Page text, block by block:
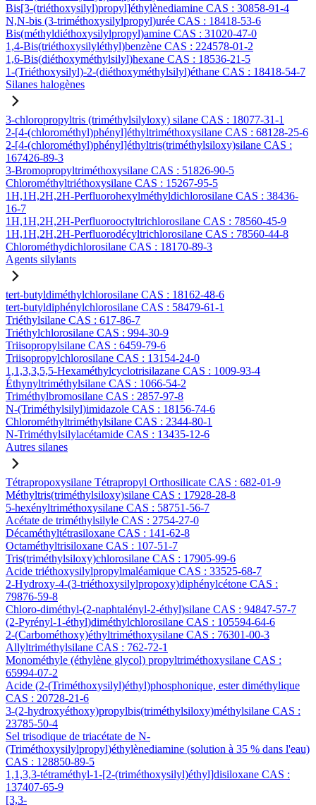
Bis[3-(triéthoxysilyl)propyl]éthylènediamine CAS : 30858-91-4
N,N-bis (3-triméthoxysilylpropyl)urée CAS : 18418-53-6
Bis(méthyldiéthoxysilylpropyl)amine CAS : 31020-47-0
1,4-Bis(triéthoxysilyléthyl)benzène CAS : 224578-01-2
1,6-Bis(diéthoxyméthylsilyl)hexane CAS : 18536-21-5
1-(Triéthoxysilyl)-2-(diéthoxyméthylsilyl)éthane CAS : 18418-54-7
Silanes halogènes
3-chloropropyltris (triméthylsilyloxy) silane CAS : 18077-31-1
2-[4-(chlorométhyl)phényl]éthyltriméthoxysilane CAS : 68128-25-6
2-[4-(chlorométhyl)phényl]éthyltris(triméthylsiloxy)silane CAS :
167426-89-3
3-Bromopropyltriméthoxysilane CAS : 51826-90-5
Chlorométhyltriéthoxysilane CAS : 15267-95-5
1H,1H,2H,2H-Perfluorohexylméthyldichlorosilane CAS : 38436-
16-7
1H,1H,2H,2H-Perfluorooctyltrichlorosilane CAS : 78560-45-9
1H,1H,2H,2H-Perfluorodécyltrichlorosilane CAS : 78560-44-8
Chlorométhydichlorosilane CAS : 18170-89-3
Agents silylants
tert-butyldiméthylchlorosilane CAS : 18162-48-6
tert-butyldiphénylchlorosilane CAS : 58479-61-1
Triéthylsilane CAS : 617-86-7
Triéthylchlorosilane CAS : 994-30-9
Triisopropylsilane CAS : 6459-79-6
Triisopropylchlorosilane CAS : 13154-24-0
1,1,3,3,5,5-Hexaméthylcyclotrisilazane CAS : 1009-93-4
Éthynyltriméthylsilane CAS : 1066-54-2
Triméthylbromosilane CAS : 2857-97-8
N-(Triméthylsilyl)imidazole CAS : 18156-74-6
Chlorométhyltriméthylsilane CAS : 2344-80-1
N-Triméthylsilylacétamide CAS : 13435-12-6
Autres silanes
Tétrapropoxysilane Tétrapropyl Orthosilicate CAS : 682-01-9
Méthyltris(triméthylsiloxy)silane CAS : 17928-28-8
5-hexényltriméthoxysilane CAS : 58751-56-7
Acétate de triméthylsilyle CAS : 2754-27-0
Décaméthyltétrasiloxane CAS : 141-62-8
Octaméthyltrisiloxane CAS : 107-51-7
Tris(triméthylsiloxy)chlorosilane CAS : 17905-99-6
Acide triéthoxysilylpropylmaléamique CAS : 33525-68-7
2-Hydroxy-4-(3-triéthoxysilylpropoxy)diphénylcétone CAS :
79876-59-8
Chloro-diméthyl-(2-naphtalényl-2-éthyl)silane CAS : 94847-57-7
(2-Pyrényl-1-éthyl)diméthylchlorosilane CAS : 105594-64-6
2-(Carbométhoxy)éthyltriméthoxysilane CAS : 76301-00-3
Allyltriméthylsilane CAS : 762-72-1
Monométhyle (éthylène glycol) propyltriméthoxysilane CAS :
65994-07-2
Acide (2-(Triméthoxysilyl)éthyl)phosphonique, ester diméthylique
CAS : 20728-21-6
3-(2-hydroxyéthoxy)propylbis(triméthylsiloxy)méthylsilane CAS :
23785-50-4
Sel trisodique de triacétate de N-
(Triméthoxysilylpropyl)éthylènediamine (solution à 35 % dans l'eau)
CAS : 128850-89-5
1,1,3,3-tétraméthyl-1-[2-(triméthoxysilyl)éthyl]disiloxane CAS :
137407-65-9
[3,3-